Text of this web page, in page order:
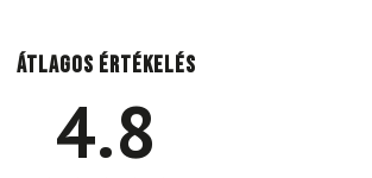
Átlagos értékelés
4.8